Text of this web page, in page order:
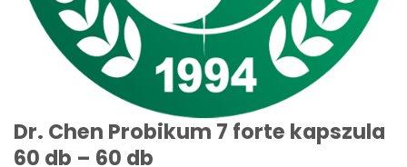
Dr. Chen Probikum 7 forte kapszula
60 db – 60 db